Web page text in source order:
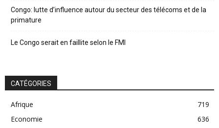
Congo: lutte d’influence autour du secteur des télécoms et de la
primature
Le Congo serait en faillite selon le FMI
CATÉGORIES
Afrique
719
Economie
636